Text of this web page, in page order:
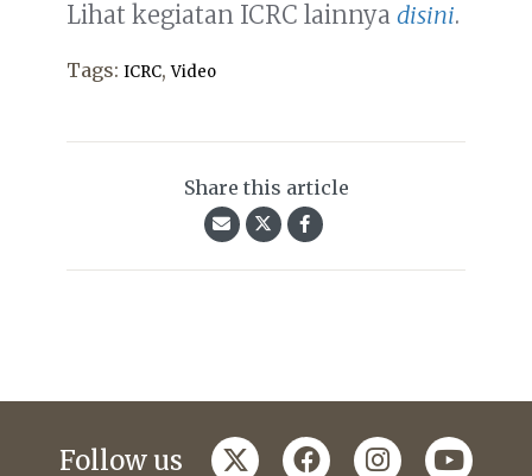
Lihat kegiatan ICRC lainnya disini.
Tags: ICRC,Video
Share this article
Follow us twitterfacebookinstagramyoutube